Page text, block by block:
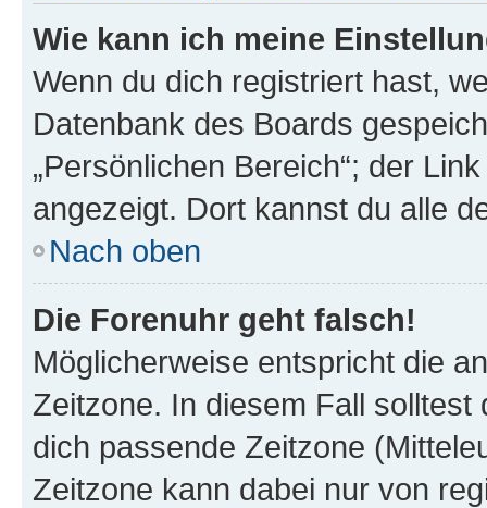
Wie kann ich meine
Wenn du dich registriert hast,
Datenbank des Boards
„Persönlichen Bereich“; der
angezeigt. Dort kannst du alle
Nach oben
Die Forenuhr geht falsch!
Möglicherweise entspricht die
Zeitzone. In diesem Fall solltest
dich passende Zeitzone
Zeitzone kann dabei nur von